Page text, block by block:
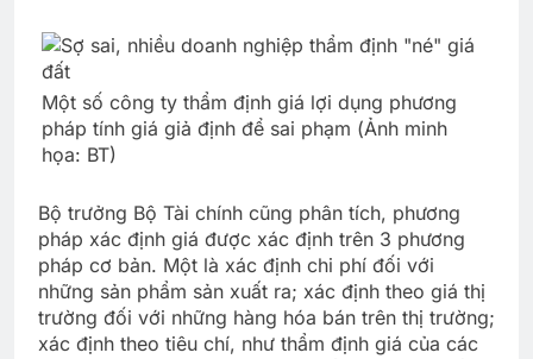
Một số công ty thẩm định giá lợi dụng phương
pháp tính giá giả định để sai phạm (Ảnh minh
họa: BT)
Bộ trưởng Bộ Tài chính cũng phân tích, phương
pháp xác định giá được xác định trên 3 phương
pháp cơ bản. Một là xác định chi phí đối với
những sản phẩm sản xuất ra; xác định theo giá thị
trường đối với những hàng hóa bán trên thị trường;
xác định theo tiêu chí, như thẩm định giá của các